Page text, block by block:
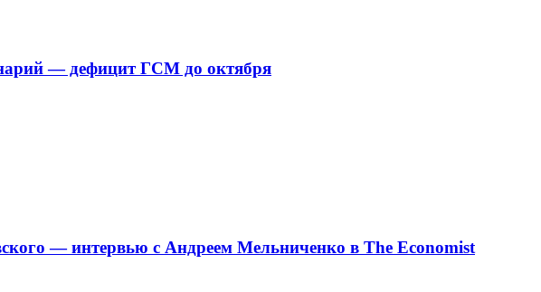
— дефицит ГСМ до октября
— интервью с Андреем Мельниченко в The Economist